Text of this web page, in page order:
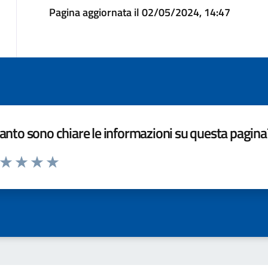
Pagina aggiornata il 02/05/2024, 14:47
sono chiare le informazioni su questa
da 1 a 5 stelle la pagina